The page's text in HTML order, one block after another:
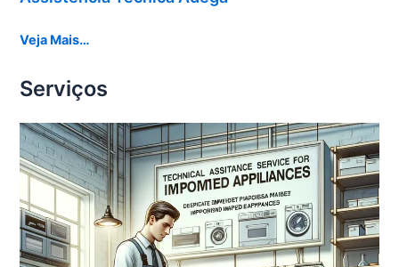
Veja Mais…
Serviços